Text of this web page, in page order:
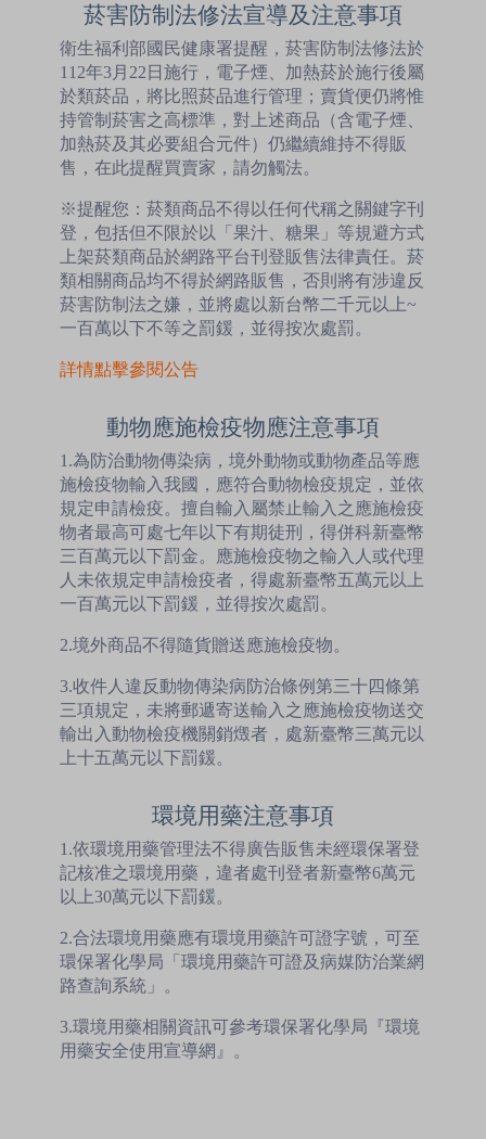
菸害防制法修法宣導及注意事項
衛生福利部國民健康署提醒，菸害防制法修法於
112年3月22日施行，電子煙、加熱菸於施行後屬
於類菸品，將比照菸品進行管理；賣貨便仍將惟
持管制菸害之高標準，對上述商品（含電子煙、
加熱菸及其必要組合元件）仍繼續維持不得販
售，在此提醒買賣家，請勿觸法。
※提醒您：菸類商品不得以任何代稱之關鍵字刊
登，包括但不限於以「果汁、糖果」等規避方式
上架菸類商品於網路平台刊登販售法律責任。菸
類相關商品均不得於網路販售，否則將有涉違反
菸害防制法之嫌，並將處以新台幣二千元以上~
一百萬以下不等之罰鍰，並得按次處罰。
詳情點擊參閱公告
動物應施檢疫物應注意事項
1.為防治動物傳染病，境外動物或動物產品等應
施檢疫物輸入我國，應符合動物檢疫規定，並依
規定申請檢疫。擅自輸入屬禁止輸入之應施檢疫
物者最高可處七年以下有期徒刑，得併科新臺幣
三百萬元以下罰金。應施檢疫物之輸入人或代理
人未依規定申請檢疫者，得處新臺幣五萬元以上
一百萬元以下罰鍰，並得按次處罰。
2.境外商品不得隨貨贈送應施檢疫物。
3.收件人違反動物傳染病防治條例第三十四條第
三項規定，未將郵遞寄送輸入之應施檢疫物送交
輸出入動物檢疫機關銷燬者，處新臺幣三萬元以
上十五萬元以下罰鍰。
環境用藥注意事項
1.依環境用藥管理法不得廣告販售未經環保署登
記核准之環境用藥，違者處刊登者新臺幣6萬元
以上30萬元以下罰鍰。
2.合法環境用藥應有環境用藥許可證字號，可至
環保署化學局「環境用藥許可證及病媒防治業網
路查詢系統」。
3.環境用藥相關資訊可參考環保署化學局『環境
用藥安全使用宣導網』。